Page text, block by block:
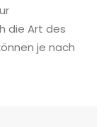
die Art des
je nach